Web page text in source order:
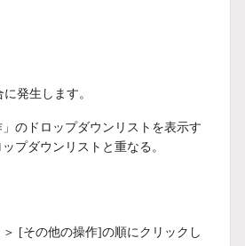
発生します。
」のドロップダウンリストを表示す
プダウンリストと重なる。
[その他の操作]の順にクリックし